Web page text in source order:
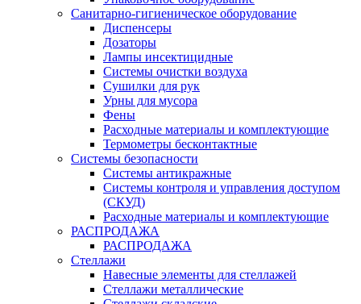
Санитарно-гигиеническое оборудование
Диспенсеры
Дозаторы
Лампы инсектицидные
Системы очистки воздуха
Сушилки для рук
Урны для мусора
Фены
Расходные материалы и комплектующие
Термометры бесконтактные
Системы безопасности
Системы антикражные
Системы контроля и управления доступом
(СКУД)
Расходные материалы и комплектующие
РАСПРОДАЖА
РАСПРОДАЖА
Стеллажи
Навесные элементы для стеллажей
Стеллажи металлические